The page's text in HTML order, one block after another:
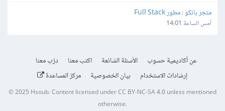
متجر بانكو : مطور Full Stack
أمس الساعة 14:01
عن أكاديمية حسوب الأسئلة الشائعة اكتب معنا
درّب معنا
إرشادات الاستخدام
بيان الخصوصية مركز المساعدة
© 2025 Hsoub.Content licensed underCC BY-NC-SA 4.0unless mentioned
otherwise.